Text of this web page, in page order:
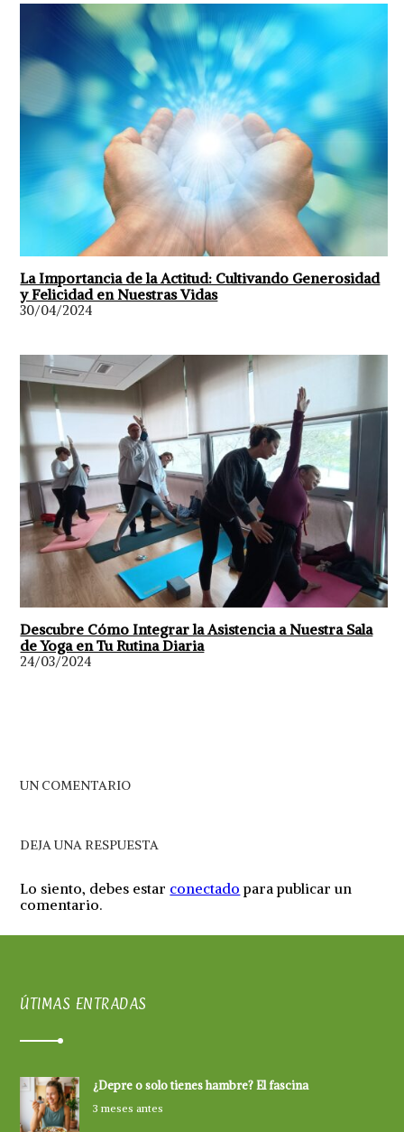
La Importancia de la Actitud: Cultivando Generosidad
y Felicidad en Nuestras Vidas
30/04/2024
Descubre Cómo Integrar la Asistencia a Nuestra Sala
de Yoga en Tu Rutina Diaria
24/03/2024
UN COMENTARIO
DEJA UNA RESPUESTA
Lo siento, debes estar conectado para publicar un
comentario.
ÚTIMAS ENTRADAS
¿Depre o solo tienes hambre? El fascina
3 meses antes